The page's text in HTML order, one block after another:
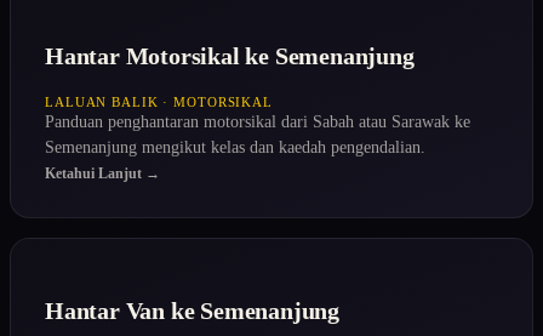
Hantar Motorsikal ke Semenanjung
LALUAN BALIK · MOTORSIKAL
Panduan penghantaran motorsikal dari Sabah atau Sarawak ke
Semenanjung mengikut kelas dan kaedah pengendalian.
Ketahui Lanjut →
Hantar Van ke Semenanjung